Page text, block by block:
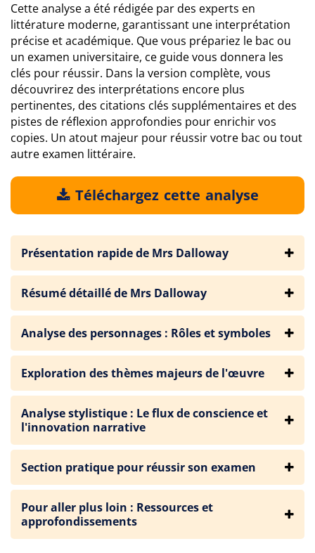
Cette analyse a été rédigée par des experts en
littérature moderne, garantissant une interprétation
précise et académique. Que vous prépariez le bac ou
un examen universitaire, ce guide vous donnera les
clés pour réussir. Dans la version complète, vous
découvrirez des interprétations encore plus
pertinentes, des citations clés supplémentaires et des
pistes de réflexion approfondies pour enrichir vos
copies. Un atout majeur pour réussir votre bac ou tout
autre examen littéraire.
Téléchargez cette analyse
Présentation rapide de Mrs Dalloway
Résumé détaillé de Mrs Dalloway
Analyse des personnages : Rôles et symboles
Exploration des thèmes majeurs de l'œuvre
Analyse stylistique : Le flux de conscience et
l'innovation narrative
Section pratique pour réussir son examen
Pour aller plus loin : Ressources et
approfondissements